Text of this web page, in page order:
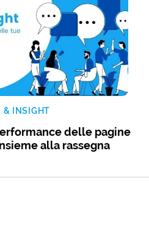
& INSIGHT
delle pagine
alla rassegna